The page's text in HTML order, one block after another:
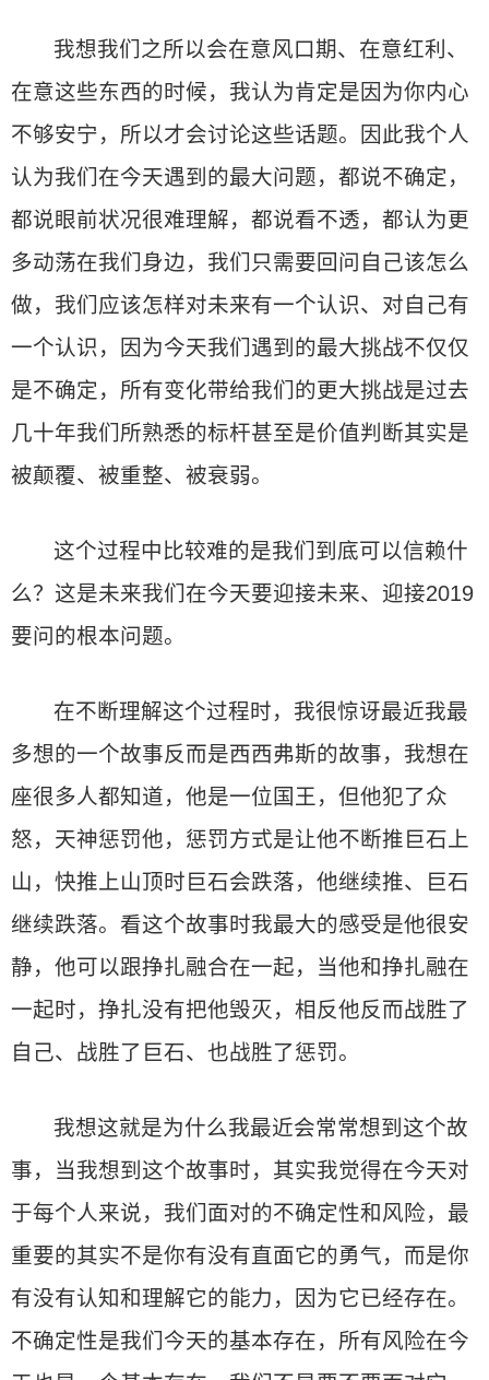
我想我们之所以会在意风口期、在意红利、
在意这些东西的时候，我认为肯定是因为你内心
不够安宁，所以才会讨论这些话题。因此我个人
认为我们在今天遇到的最大问题，都说不确定，
都说眼前状况很难理解，都说看不透，都认为更
多动荡在我们身边，我们只需要回问自己该怎么
做，我们应该怎样对未来有一个认识、对自己有
一个认识，因为今天我们遇到的最大挑战不仅仅
是不确定，所有变化带给我们的更大挑战是过去
几十年我们所熟悉的标杆甚至是价值判断其实是
被颠覆、被重整、被衰弱。
这个过程中比较难的是我们到底可以信赖什
么？这是未来我们在今天要迎接未来、迎接2019
要问的根本问题。
在不断理解这个过程时，我很惊讶最近我最
多想的一个故事反而是西西弗斯的故事，我想在
座很多人都知道，他是一位国王，但他犯了众
怒，天神惩罚他，惩罚方式是让他不断推巨石上
山，快推上山顶时巨石会跌落，他继续推、巨石
继续跌落。看这个故事时我最大的感受是他很安
静，他可以跟挣扎融合在一起，当他和挣扎融在
一起时，挣扎没有把他毁灭，相反他反而战胜了
自己、战胜了巨石、也战胜了惩罚。
我想这就是为什么我最近会常常想到这个故
事，当我想到这个故事时，其实我觉得在今天对
于每个人来说，我们面对的不确定性和风险，最
重要的其实不是你有没有直面它的勇气，而是你
有没有认知和理解它的能力，因为它已经存在。
不确定性是我们今天的基本存在，所有风险在今